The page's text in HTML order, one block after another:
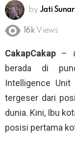
by Jati
16k Views
CakapCakap –
berada di
Intelligence
tergeser dari
dunia. Kini, Ibu
posisi pertama